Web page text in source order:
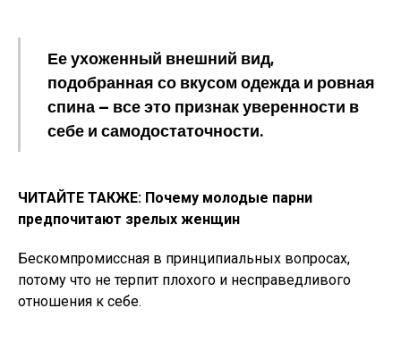
Ее ухоженный внешний вид,
подобранная со вкусом одежда и ровная
спина — все это признак уверенности в
себе и самодостаточности.
ЧИТАЙТЕ ТАКЖЕ: Почему молодые парни
предпочитают зрелых женщин
Бескомпромиссная в принципиальных вопросах,
потому что не терпит плохого и несправедливого
отношения к себе.